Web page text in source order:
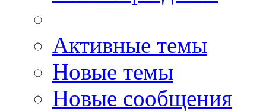
Активные темы
Новые темы
Новые сообщения